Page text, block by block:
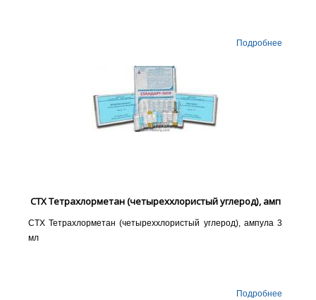
Подробнее
СТХ Тетрахлорметан (четыреххлористый углерод), амп
СТХ Тетрахлорметан (четыреххлористый углерод), ампула 3
мл
Подробнее